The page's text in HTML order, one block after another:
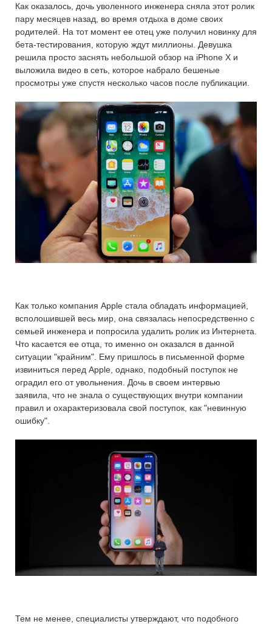
Как оказалось, дочь уволенного инженера сняла этот ролик
пару месяцев назад, во время отдыха в доме своих
родителей. На тот момент ее отец уже получил новинку для
бета-тестирования, которую ждут миллионы. Девушка
решила просто заснять небольшой обзор на iPhone X и
выложила видео в сеть, которое набрало бешеные
просмотры уже спустя несколько часов после публикации.
Как только компания Apple стала обладать информацией,
всполошившей весь мир, она связалась непосредственно с
семьей инженера и попросила удалить ролик из Интернета.
Что касается ее отца, то именно он оказался в данной
ситуации "крайним". Ему пришлось в письменной форме
извиниться перед Apple, однако, подобный поступок не
оградил его от увольнения. Дочь в своем интервью
заявила, что не знала о существующих внутри компании
правил и охарактеризовала свой поступок, как "невинную
ошибку".
Тем не менее, специалисты утверждают, что подобного